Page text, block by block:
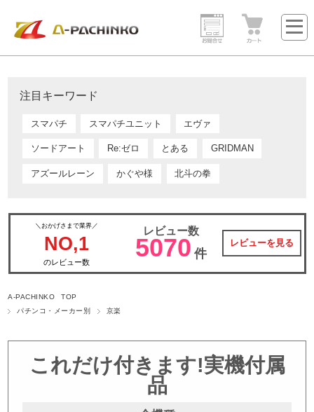
注目キーワード
スマパチ スマパチユニット エヴァ
ソードアート Re:ゼロ とある GRIDMAN
アズールレーン かぐや様 北斗の拳
＼おかげさまで業界／
NO,1
のレビュー数
レビュー数
5070 件
レビューを見る
A-PACHINKO TOP
パチンコ・メーカー別
京楽
これだけ付きます!実機付属
品